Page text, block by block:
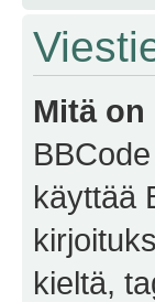
Mitä on
käyttää
kieltä,